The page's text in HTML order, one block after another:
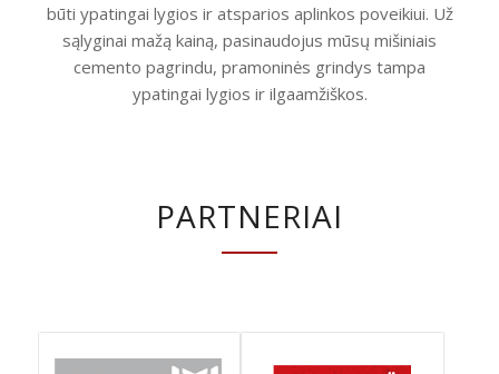
būti ypatingai lygios ir atsparios aplinkos poveikiui. Už
sąlyginai mažą kainą, pasinaudojus mūsų mišiniais
cemento pagrindu, pramoninės grindys tampa
ypatingai lygios ir ilgaamžiškos.
PARTNERIAI